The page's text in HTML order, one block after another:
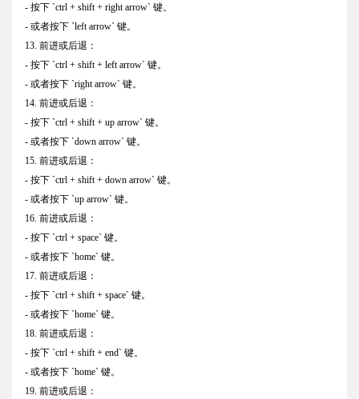
- 按下 `ctrl + shift + right arrow` 键。
- 或者按下 `left arrow` 键。
13. 前进或后退：
- 按下 `ctrl + shift + left arrow` 键。
- 或者按下 `right arrow` 键。
14. 前进或后退：
- 按下 `ctrl + shift + up arrow` 键。
- 或者按下 `down arrow` 键。
15. 前进或后退：
- 按下 `ctrl + shift + down arrow` 键。
- 或者按下 `up arrow` 键。
16. 前进或后退：
- 按下 `ctrl + space` 键。
- 或者按下 `home` 键。
17. 前进或后退：
- 按下 `ctrl + shift + space` 键。
- 或者按下 `home` 键。
18. 前进或后退：
- 按下 `ctrl + shift + end` 键。
- 或者按下 `home` 键。
19. 前进或后退：